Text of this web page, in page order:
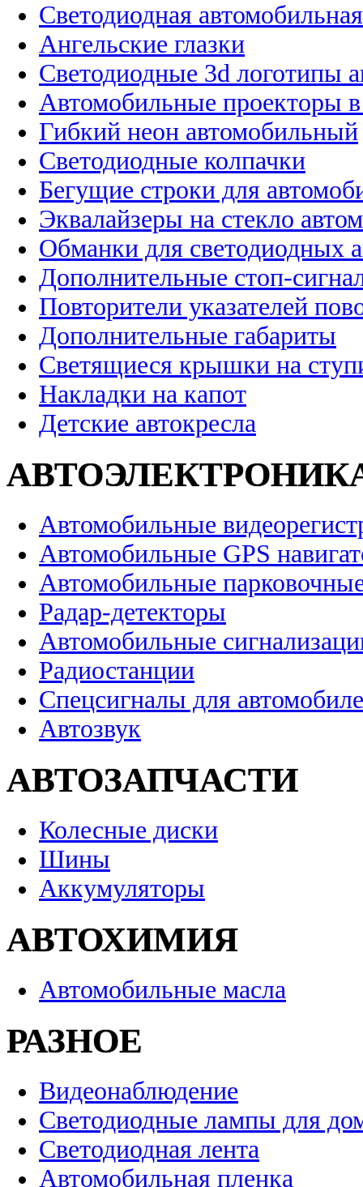
Светодиодная
Ангельские глазки
Светодиодные 3d логотипы
Автомобильные проекторы
Гибкий неон автомобильный
Светодиодные колпачки
Бегущие строки для
Эквалайзеры на стекло
Обманки для светодиодных
Дополнительные стоп-
Повторители указателей
Дополнительные габариты
Светящиеся крышки на
Накладки на капот
Детские автокресла
Автомобильные
Автомобильные GPS
Автомобильные
Радар-детекторы
Автомобильные
Радиостанции
Спецсигналы для
Автозвук
АВТОЗАПЧАСТИ
Колесные диски
Шины
Аккумуляторы
АВТОХИМИЯ
Автомобильные масла
РАЗНОЕ
Видеонаблюдение
Светодиодные лампы для
Светодиодная лента
Автомобильная пленка